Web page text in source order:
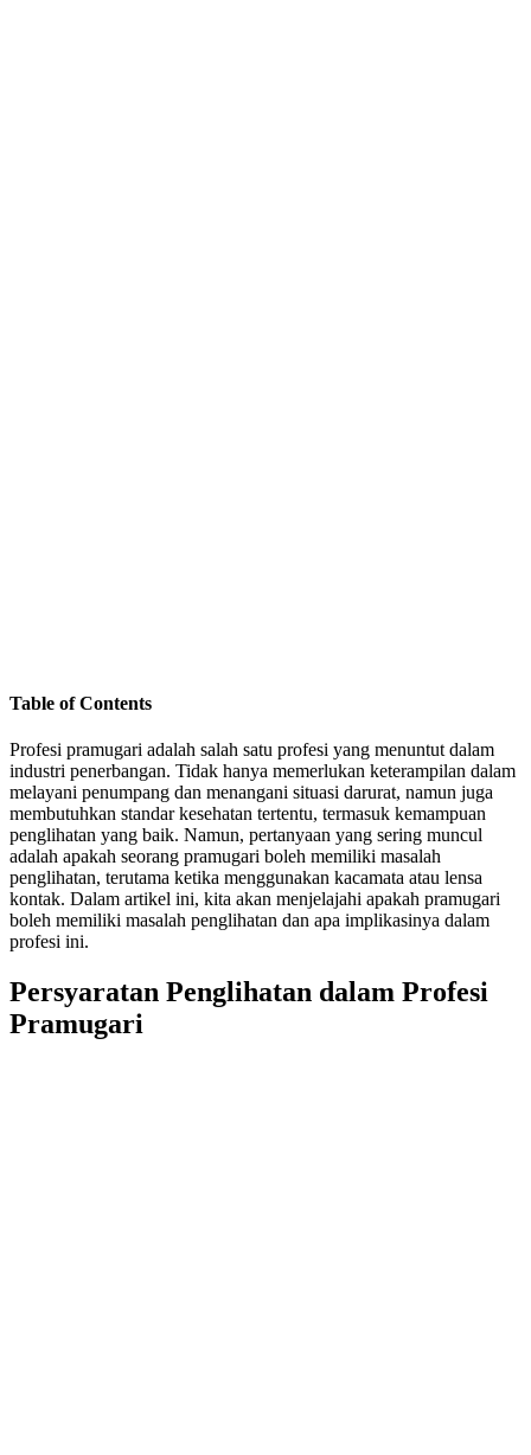
Table of Contents
Profesi pramugari adalah salah satu profesi yang menuntut dalam
industri penerbangan. Tidak hanya memerlukan keterampilan dalam
melayani penumpang dan menangani situasi darurat, namun juga
membutuhkan standar kesehatan tertentu, termasuk kemampuan
penglihatan yang baik. Namun, pertanyaan yang sering muncul
adalah apakah seorang pramugari boleh memiliki masalah
penglihatan, terutama ketika menggunakan kacamata atau lensa
kontak. Dalam artikel ini, kita akan menjelajahi apakah pramugari
boleh memiliki masalah penglihatan dan apa implikasinya dalam
profesi ini.
Persyaratan Penglihatan dalam Profesi
Pramugari